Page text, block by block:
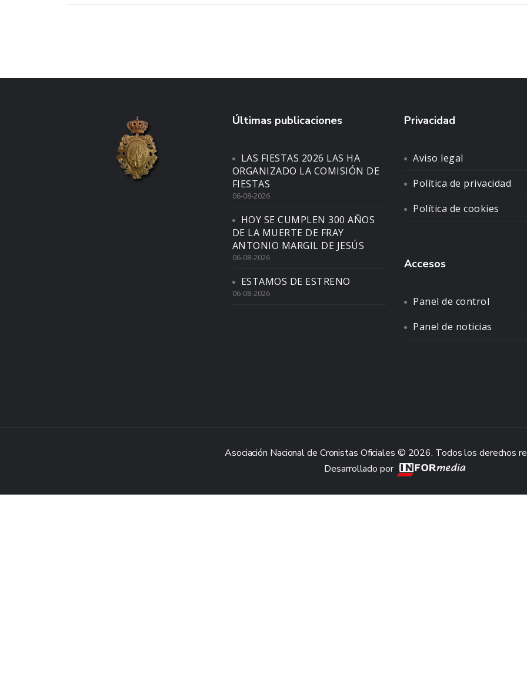
Últimas publicaciones
LAS FIESTAS 2026 LAS HA
ORGANIZADO LA COMISIÓN DE
FIESTAS
06-08-2026
HOY SE CUMPLEN 300 AÑOS
DE LA MUERTE DE FRAY
ANTONIO MARGIL DE JESÚS
06-08-2026
ESTAMOS DE ESTRENO
06-08-2026
Privacidad
Aviso legal
Política de privacidad
Política de cookies
Accesos
Panel de control
Panel de noticias
Asociación Nacional de Cronistas Oficiales © 2026. Todos los derechos
Desarrollado por